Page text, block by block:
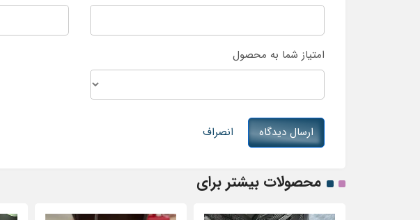
امتیاز شما به محصول
ارسال دیدگاه انصراف
محصولات بیشتر برای